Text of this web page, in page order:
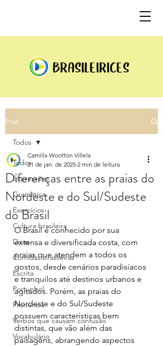
Post
Todos
Expressões
Gramática
Exercícios
Cultura brasileira
Dicas
Comidas brasileiras
Escrita
Portunhol
Pronúncia
Verbos que causam confusão
Vocabulário
Todos
Diferenças entre as praias do
Nordeste e do Sul/Sudeste
do Brasil
Camilla Wootton Villela
21 de jan. de 2025 2 min de leitura
O Brasil é conhecido por sua
extensa e diversificada costa, com
praias que atendem a todos os
gostos, desde cenários paradisíacos
e tranquilos até destinos urbanos e
agitados. Porém, as praias do
Nordeste e do Sul/Sudeste
possuem características bem
distintas, que vão além das
paisagens, abrangendo aspectos